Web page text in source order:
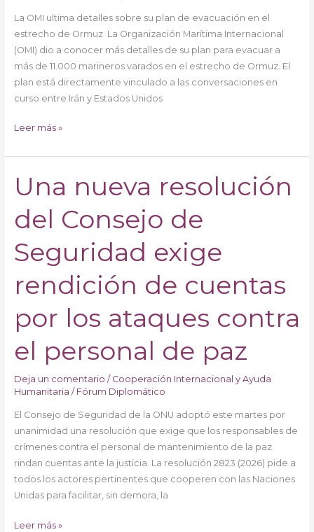
La OMI ultima detalles sobre su plan de evacuación en el
estrecho de Ormuz La Organización Marítima Internacional
(OMI) dio a conocer más detalles de su plan para evacuar a
más de 11.000 marineros varados en el estrecho de Ormuz. El
plan está directamente vinculado a las conversaciones en
curso entre Irán y Estados Unidos
Leer más »
Una nueva resolución
del Consejo de
Seguridad exige
rendición de cuentas
por los ataques contra
el personal de paz
Deja un comentario / Cooperación Internacional y Ayuda
Humanitaria / Fórum Diplomático
El Consejo de Seguridad de la ONU adoptó este martes por
unanimidad una resolución que exige que los responsables de
crímenes contra el personal de mantenimiento de la paz
rindan cuentas ante la justicia. La resolución 2823 (2026) pide a
todos los actores pertinentes que cooperen con las Naciones
Unidas para facilitar, sin demora, la
Una
nueva
resolución
del
Consejo
de
exige
de
cuentas
por
ataques
el
personal
de
paz
Leer más »